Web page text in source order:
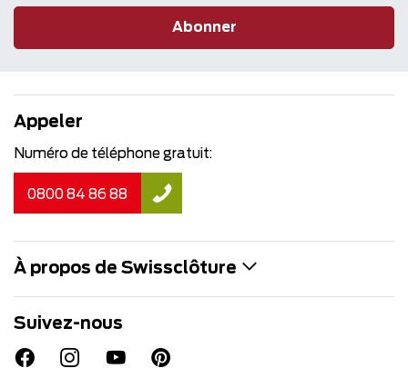
Abonner
Appeler
Numéro de téléphone gratuit:
0800 84 86 88
À propos de Swissclôture
Suivez-nous